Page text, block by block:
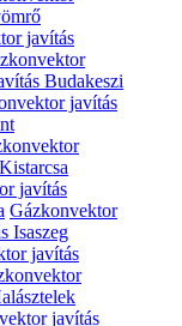
javítás
Budakeszi
javítás
javítás
Gázkonvektor
Isaszeg
javítás
javítás